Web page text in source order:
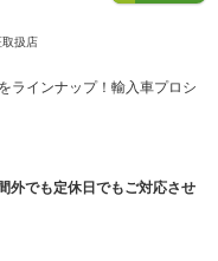
取扱店
ラインナップ！輸入車プロシ
外でも定休日でもご対応させ